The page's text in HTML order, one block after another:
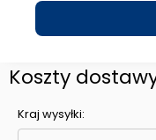
Koszty
Cena nie zawiera
Kraj wysyłki: